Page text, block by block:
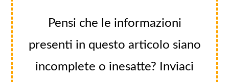
Pensi che le informazioni
presenti in questo articolo siano
incomplete o inesatte? Inviaci